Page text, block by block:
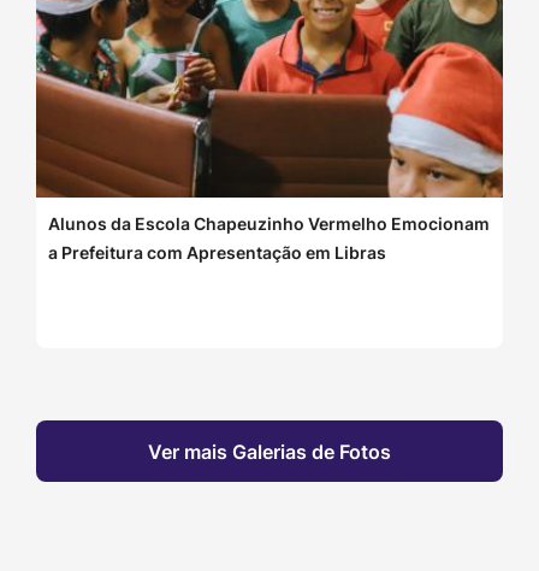
Alunos da Escola Chapeuzinho Vermelho Emocionam
a Prefeitura com Apresentação em Libras
Ver mais Galerias de Fotos